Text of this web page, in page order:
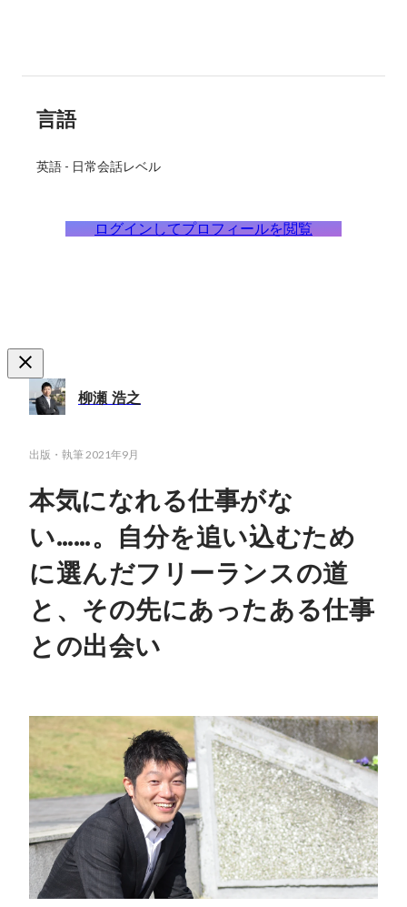
言語
英語 - 日常会話レベル
ログインしてプロフィールを閲覧
柳瀬 浩之
出版・執筆2021年9月
本気になれる仕事がな
い……。自分を追い込むため
に選んだフリーランスの道
と、その先にあったある仕事
との出会い